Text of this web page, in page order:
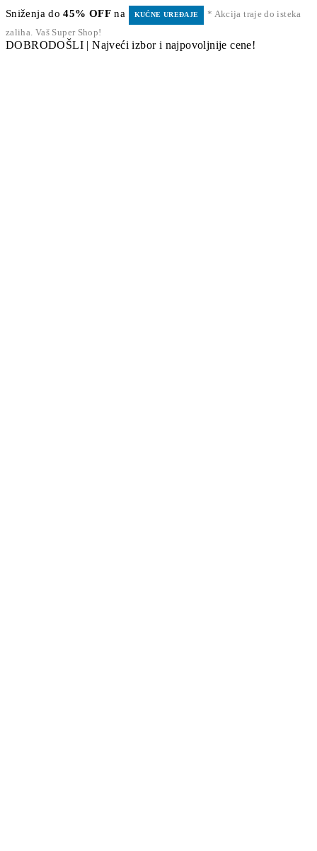
Sniženja do45% OFF na KUĆNE UREĐAJE
* Akcija traje do isteka
zaliha. Vaš Super Shop!
DOBRODOŠLI | Najveći izbor i najpovoljnije cene!